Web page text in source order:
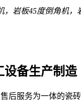
岩板45度倒角机
设备生产制造
后服务为一体的瓷